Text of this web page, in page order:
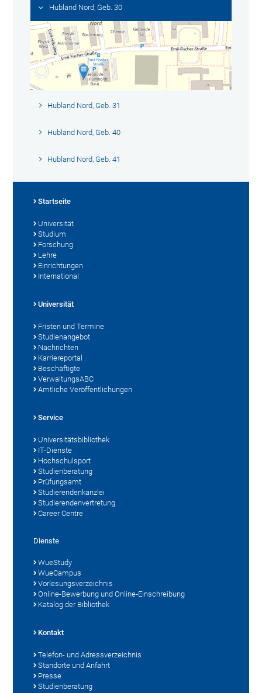
Hubland Nord, Geb. 30
Hubland Nord, Geb. 31
Hubland Nord, Geb. 40
Hubland Nord, Geb. 41
Startseite
Universität
Studium
Forschung
Lehre
Einrichtungen
International
Universität
Fristen und Termine
Studienangebot
Nachrichten
Karriereportal
Beschäftigte
VerwaltungsABC
Amtliche Veröffentlichungen
Service
Universitätsbibliothek
IT-Dienste
Hochschulsport
Studienberatung
Prüfungsamt
Studierendenkanzlei
Studierendenvertretung
Career Centre
Dienste
WueStudy
WueCampus
Vorlesungsverzeichnis
Online-Bewerbung und Online-Einschreibung
Katalog der Bibliothek
Kontakt
Telefon- und Adressverzeichnis
Standorte und Anfahrt
Presse
Studienberatung